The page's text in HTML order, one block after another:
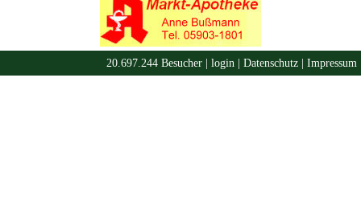
20.697.244 Besucher | login Datenschutz Impressum